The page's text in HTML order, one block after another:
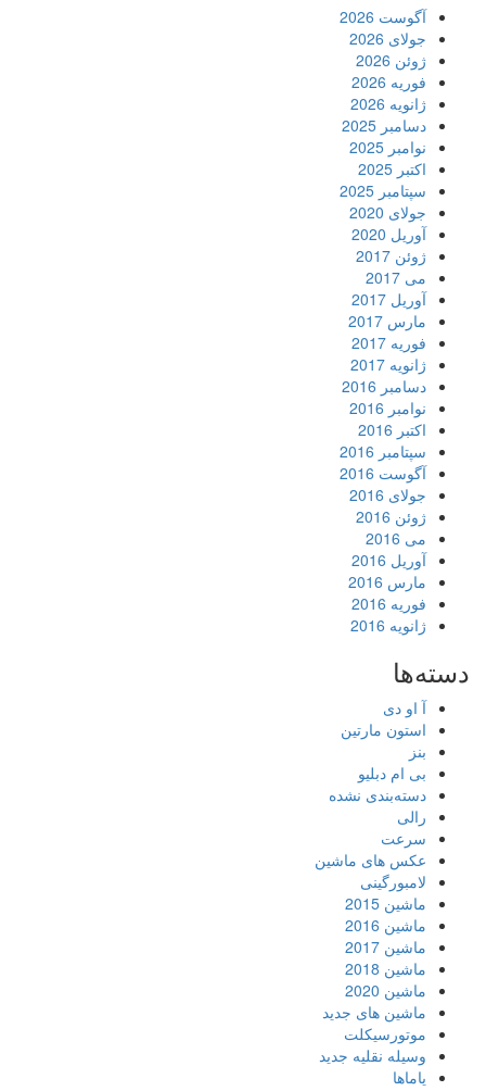
آگوست 2026
جولای 2026
ژوئن 2026
فوریه 2026
ژانویه 2026
دسامبر 2025
نوامبر 2025
اکتبر 2025
سپتامبر 2025
جولای 2020
آوریل 2020
ژوئن 2017
می 2017
آوریل 2017
مارس 2017
فوریه 2017
ژانویه 2017
دسامبر 2016
نوامبر 2016
اکتبر 2016
سپتامبر 2016
آگوست 2016
جولای 2016
ژوئن 2016
می 2016
آوریل 2016
مارس 2016
فوریه 2016
ژانویه 2016
دسته‌ها
آ او دی
استون مارتین
بنز
بی ام دبلیو
دسته‌بندی نشده
رالی
سرعت
عکس های ماشین
لامبورگینی
ماشین 2015
ماشین 2016
ماشین 2017
ماشین 2018
ماشین 2020
ماشین های جدید
موتورسیکلت
وسیله نقلیه جدید
یاماها